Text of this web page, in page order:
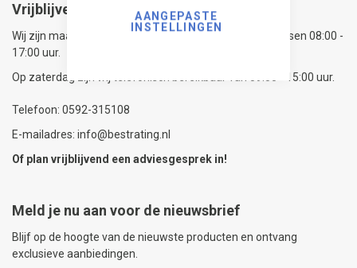
AANGEPASTE
INSTELLINGEN
Vrijblijvend advies nodig?
Wij zijn maandag t/m vrijdag telefonisch bereikbaar tussen 08:00 -
17:00 uur.
Op zaterdag zijn wij telefonisch bereikbaar van 09:00 - 15:00 uur.
Telefoon: 0592-315108
E-mailadres: info@bestrating.nl
Of plan vrijblijvend een adviesgesprek in!
Meld je nu aan voor de nieuwsbrief
Blijf op de hoogte van de nieuwste producten en ontvang
exclusieve aanbiedingen.